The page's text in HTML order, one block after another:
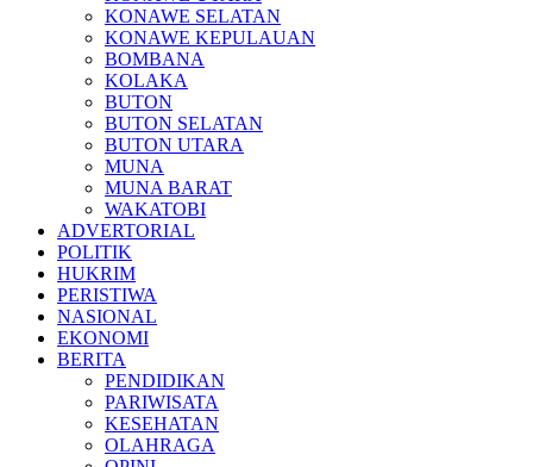
KONAWE SELATAN
KONAWE KEPULAUAN
BOMBANA
KOLAKA
BUTON
BUTON SELATAN
BUTON UTARA
MUNA
MUNA BARAT
WAKATOBI
ADVERTORIAL
POLITIK
HUKRIM
PERISTIWA
NASIONAL
EKONOMI
BERITA
PENDIDIKAN
PARIWISATA
KESEHATAN
OLAHRAGA